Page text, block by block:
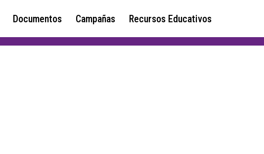
Documentos Campañas Recursos Educativos